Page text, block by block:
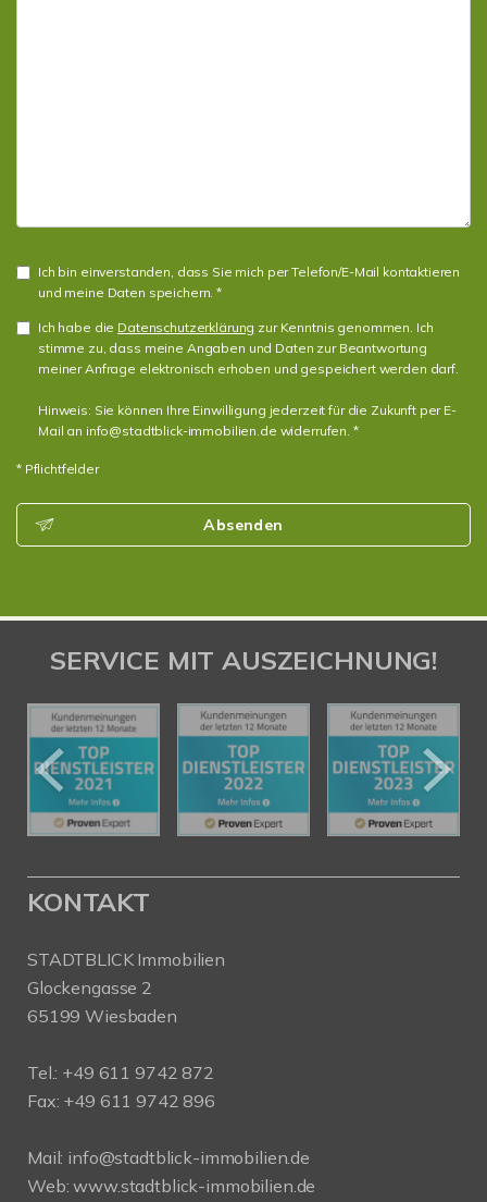
Ich bin einverstanden, dass Sie mich per Telefon/E-Mail kontaktieren
und meine Daten speichern. *
Ich habe die Datenschutzerklärung zur Kenntnis genommen. Ich
stimme zu, dass meine Angaben und Daten zur Beantwortung
meiner Anfrage elektronisch erhoben und gespeichert werden darf.
Hinweis: Sie können Ihre Einwilligung jederzeit für die Zukunft per E-
Mail an info@stadtblick-immobilien.de widerrufen. *
* Pflichtfelder
Absenden
SERVICE MIT AUSZEICHNUNG!
KONTAKT
STADTBLICK Immobilien
Glockengasse 2
65199 Wiesbaden
Tel.: +49 611 9742 872
Fax: +49 611 9742 896
Mail: info@stadtblick-immobilien.de
Web:www.stadtblick-immobilien.de